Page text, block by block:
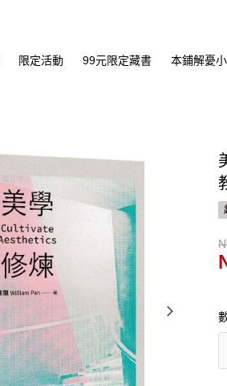
限定活動 99元限定藏書 本鋪解憂